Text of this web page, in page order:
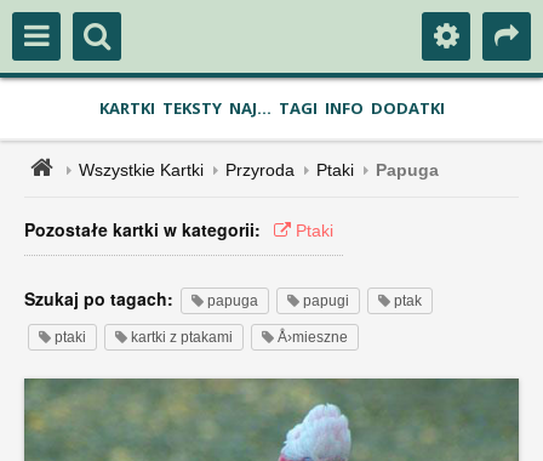
KARTKI TEKSTY NAJ... TAGI INFO DODATKI
Wszystkie Kartki Przyroda Ptaki Papuga
Pozostałe kartki w kategorii: Ptaki
Szukaj po tagach: papuga papugi ptak
ptaki kartki z ptakami Å›mieszne